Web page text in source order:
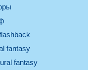
fantasy
fantasy